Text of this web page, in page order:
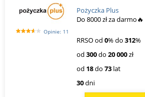
Opinie: 11
Pożyczka Plus
Do 8000 zł za darmo🔥
RRSO od 0% do 312%
od 300do 20 000zł
od 18do 73 lat
30dni